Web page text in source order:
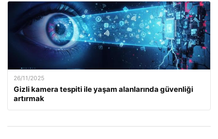
26/11/2025
Gizli kamera tespiti ile yaşam alanlarında güvenliği
artırmak